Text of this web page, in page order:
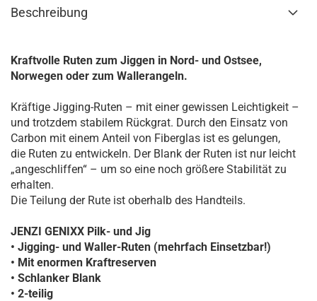
Beschreibung
Kraftvolle Ruten zum Jiggen in Nord- und Ostsee,
Norwegen oder zum Wallerangeln.
Kräftige Jigging-Ruten – mit einer gewissen Leichtigkeit –
und trotzdem stabilem Rückgrat. Durch den Einsatz von
Carbon mit einem Anteil von Fiberglas ist es gelungen,
die Ruten zu entwickeln. Der Blank der Ruten ist nur leicht
„angeschliffen“ – um so eine noch größere Stabilität zu
erhalten.
Die Teilung der Rute ist oberhalb des Handteils.
JENZI GENIXX Pilk- und Jig
• Jigging- und Waller-Ruten (mehrfach Einsetzbar!)
• Mit enormen Kraftreserven
• Schlanker Blank
• 2-teilig